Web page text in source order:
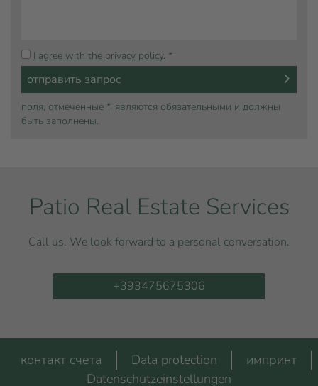
I agree with the privacy policy. *
поля, отмеченные *, являются обязательными и должны
быть заполнены.
Patio Real Estate Services
Call us. We look forward to a personal conversation.
+393475675306
контакт счета Data protection
импринт
Datenschutzeinstellungen